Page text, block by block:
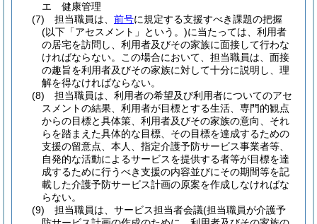
エ
健康管理
(7)
担当職員は、 前号に規定する支援すべき課題の把握
(以下「アセスメント」という。)に当たっては、利用者
の居宅を訪問し、利用者及びその家族に面接して行わな
ければならない。
この場合において、担当職員は、面接
の趣旨を利用者及びその家族に対して十分に説明し、理
解を得なければならない。
(8)
担当職員は、利用者の希望及び利用者についてのアセ
スメントの結果、利用者が目標とする生活、専門的観点
からの目標と具体策、利用者及びその家族の意向、それ
らを踏まえた具体的な目標、その目標を達成するための
支援の留意点、本人、指定介護予防サービス事業者等、
自発的な活動によるサービスを提供する者等が目標を達
成するために行うべき支援の内容並びにその期間等を記
載した介護予防サービス計画の原案を作成しなければな
らない。
(9)
担当職員は、サービス担当者会議(担当職員が介護予